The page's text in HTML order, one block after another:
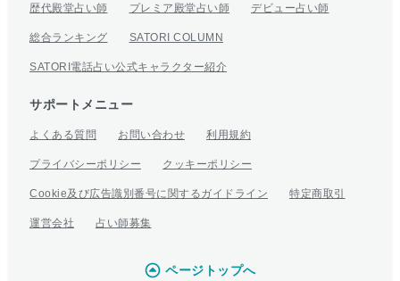
歴代殿堂占い師 プレミア殿堂占い師 デビュー占い師
総合ランキング SATORI COLUMN
SATORI電話占い公式キャラクター紹介
サポートメニュー
よくある質問 お問い合わせ 利用規約
プライバシーポリシー クッキーポリシー
Cookie及び広告識別番号に関するガイドライン 特定商取引
運営会社 占い師募集
ページトップへ